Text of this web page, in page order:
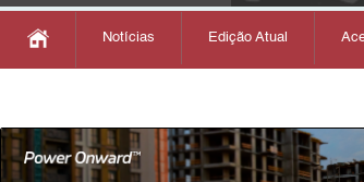
Notícias Edição Atual